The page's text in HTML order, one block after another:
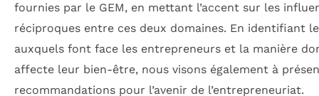
fournies par le GEM, en mettant l’accent sur les
réciproques entre ces deux domaines. En identifiant
auxquels font face les entrepreneurs et la manière
affecte leur bien-être, nous visons également à
recommandations pour l’avenir de l’entrepreneuriat.